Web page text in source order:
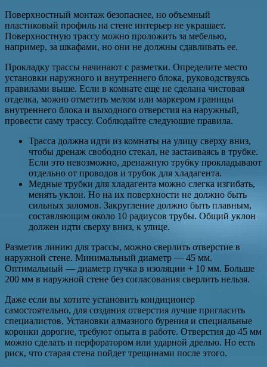
Поверхностный монтаж безопаснее, но объемный
пластиковый профиль на стене интерьер не украшает.
Поверхностную трассу можно проложить за мебелью,
например, за шкафами, но они не должны сдавливать ее.
Прокладку трассы начинают с разметки. Определите место
установки наружного и внутреннего блока, руководствуясь
правилами выше. Если в комнате еще не сделана чистовая
отделка, можно отметить мелом или маркером границы
внутреннего блока и выходного отверстия на наружный,
провести саму трассу. Соблюдайте следующие правила.
Трасса должна идти из комнаты на улицу сверху вниз,
чтобы дренаж свободно стекал, не застаиваясь в трубке.
Если это невозможно, дренажную трубку прокладывают
отдельно от проводов и трубок для хладагента.
Медные трубки для хладагента можно слегка изгибать,
менять уклон. Но на их поверхности не должно быть
сильных заломов. Закругление должно быть плавным,
составляющим около 10 радиусов трубы. Общий уклон
должен идти сверху вниз, к улице.
Разметив линию для трассы, можно сверлить отверстие в
наружной стене. Минимальный диаметр — 45 мм.
Оптимальный — диаметр пучка в изоляции + 10 мм. Больше
200 мм в наружной стене без согласования сверлить нельзя.
Даже если вы хотите установить кондиционер
самостоятельно, для создания отверстия лучше пригласить
специалистов. Установки алмазного бурения и специальные
коронки дорогие, требуют опыта в работе. Отверстия до 45 мм
можно сделать и перфоратором или ударной дрелью. Но есть
риск, что старая стена пойдет трещинами после этого.